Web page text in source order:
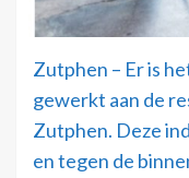
Zutphen – Er is
gewerkt aan de
Zutphen. Deze
en tegen de